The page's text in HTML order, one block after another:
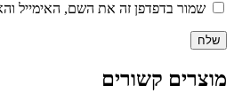
שמור בדפדפן זה את השם, האימייל
מוצרים קשורים